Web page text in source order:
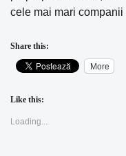
cele mai mari
Share this:
More
Like this:
Loading...